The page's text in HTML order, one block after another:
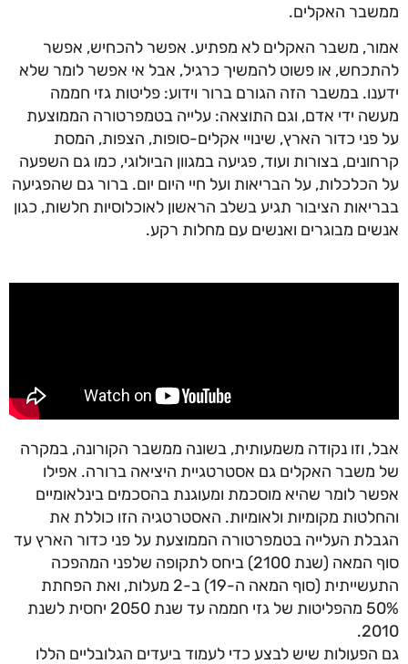
ממשבר האקלים.
אמור, משבר האקלים לא מפתיע. אפשר להכחיש, אפשר
להתכחש, או פשוט להמשיך כרגיל, אבל אי אפשר לומר שלא
ידענו. במשבר הזה הגורם ברור וידוע: פליטות גזי חממה
מעשה ידי אדם, וגם התוצאה: עלייה בטמפרטורה הממוצעת
על פני כדור הארץ, שינויי אקלים-סופות, הצפות, המסת
קרחונים, בצורות ועוד, פגיעה במגוון הביולוגי, כמו גם השפעה
על הכלכלות, על הבריאות ועל חיי היום יום. ברור גם שהפגיעה
בבריאות הציבור תגיע בשלב הראשון לאוכלוסיות חלשות, כגון
אנשים מבוגרים ואנשים עם מחלות רקע.
אבל, וזו נקודה משמעותית, בשונה ממשבר הקורונה, במקרה
של משבר האקלים גם אסטרטגיית היציאה ברורה. אפילו
אפשר לומר שהיא מוסכמת ומעוגנת בהסכמים בינלאומיים
והחלטות מקומיות ולאומיות. האסטרטגיה הזו כוללת את
הגבלת העלייה בטמפרטורה הממוצעת על פני כדור הארץ עד
סוף המאה (שנת 2100) ביחס לתקופה שלפני המהפכה
התעשייתית (סוף המאה ה-19) ב-2 מעלות, ואת הפחתת
50% מהפליטות של גזי חממה עד שנת 2050 יחסית לשנת
2010.
גם הפעולות שיש לבצע כדי לעמוד ביעדים הגלובליים הללו